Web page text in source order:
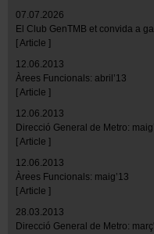
07.07.2026
El Club GenTMB et convida a
[ Article ]
12.06.2013
Àrees Funcionals: abril’13
[ Article ]
12.06.2013
Direcció General de Metro:
[ Article ]
12.06.2013
Àrees Funcionals: maig’13
[ Article ]
28.03.2013
Direcció General de Metro: